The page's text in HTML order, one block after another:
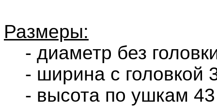
Размеры:
- диаметр без
- ширина с головкой
- высота по ушкам